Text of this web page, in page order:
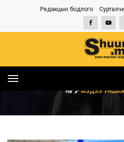
Редакцын бодлого
Toggle
НҮҮР МЭДЭЭ